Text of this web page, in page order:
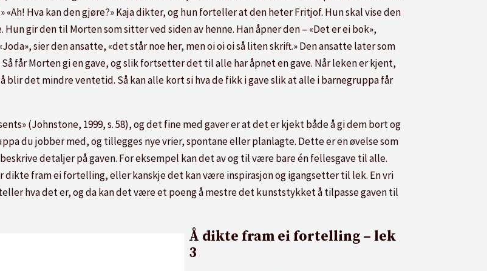
Hva kan den gjøre?» Kaja dikter, og hun forteller at den heter Fritjof. Hun skal vise den
Hun gir den til Morten som sitter ved siden av henne. Han åpner den – «Det er ei bok»,
sier den ansatte, «det står noe her, men oi oi oi så liten skrift.» Den ansatte later som
får Morten gi en gave, og slik fortsetter det til alle har åpnet en gave. Når leken er kjent,
blir det mindre ventetid. Så kan alle kort si hva de fikk i gave slik at alle i barnegruppa får
(Johnstone, 1999, s. 58), og det fine med gaver er at det er kjekt både å gi dem bort og
du jobber med, og tillegges nye vrier, spontane eller planlagte. Dette er en øvelse som
detaljer på gaven. For eksempel kan det av og til være bare én fellesgave til alle.
dikte fram ei fortelling, eller kanskje det kan være inspirasjon og igangsetter til lek. En vri
hva det er, og da kan det være et poeng å mestre det kunststykket å tilpasse gaven til
Å dikte fram ei fortelling – lek
3